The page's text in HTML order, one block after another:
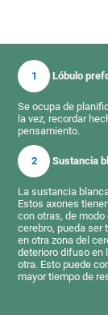
1 Lóbulo
Se ocupa de
la vez, recordar
pensamiento.
2 Sustancia
La sustancia
Estos axones
con otras, de
cerebro, pueda ser
en otra zona del
deterioro difuso en
otra. Esto puede
mayor tiempo de